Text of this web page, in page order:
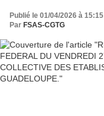
GUADELOUPE.
Publié le 01/04/2026 à 15:15
Par FSAS-CGTG